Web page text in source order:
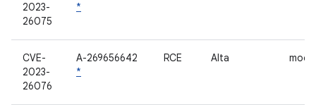
2023-
26075
*
CVE-
2023-
26076
A-269656642
*
RCE Alta